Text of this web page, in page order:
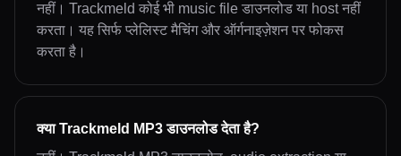
नहीं। Trackmeld कोई भी music file डाउनलोड या host नहीं
करता। यह सिर्फ प्लेलिस्ट मैचिंग और ऑर्गनाइज़ेशन पर फोकस
करता है।
क्या Trackmeld MP3 डाउनलोड देता है?